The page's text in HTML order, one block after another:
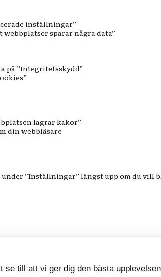
inställningar”
sparar några data”
på ”Integritetsskydd”
lagrar kakor”
din webbläsare
”Inställningar” längst upp om du vill
se till att vi ger dig den bästa